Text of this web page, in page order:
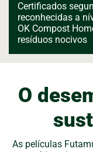
Certificados
reconhecidas a
OK Compost
resíduos nocivos
O
As películas